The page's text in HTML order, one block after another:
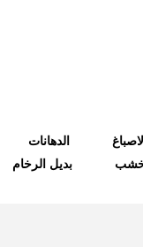
الدهانات
بديل الرخام